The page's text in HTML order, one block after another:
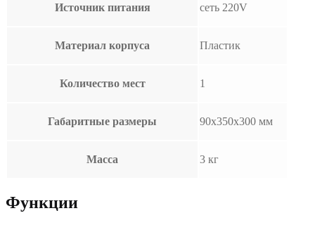
Источник питания сеть 220V
Материал корпуса Пластик
Количество мест 1
Габаритные размеры 90х350х300 мм
Масса 3 кг
Функции